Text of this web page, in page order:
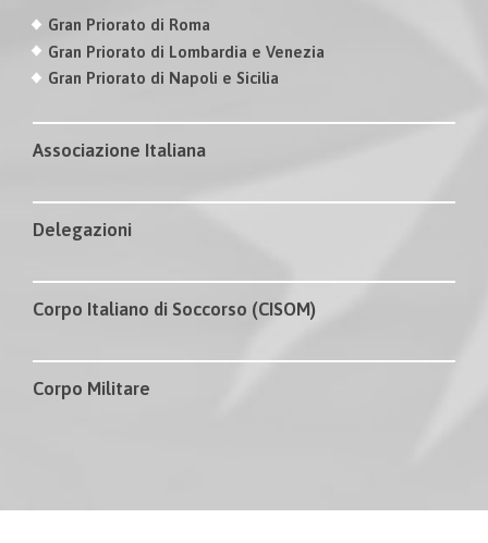
Gran Priorato di Roma
Gran Priorato di Lombardia e Venezia
Gran Priorato di Napoli e Sicilia
Associazione Italiana
Delegazioni
Corpo Italiano di Soccorso (CISOM)
Corpo Militare